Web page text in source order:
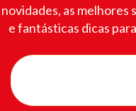
novidades, as melhores
e fantásticas dicas